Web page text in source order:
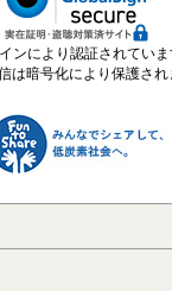
ンにより認証されてい
は暗号化により保護され